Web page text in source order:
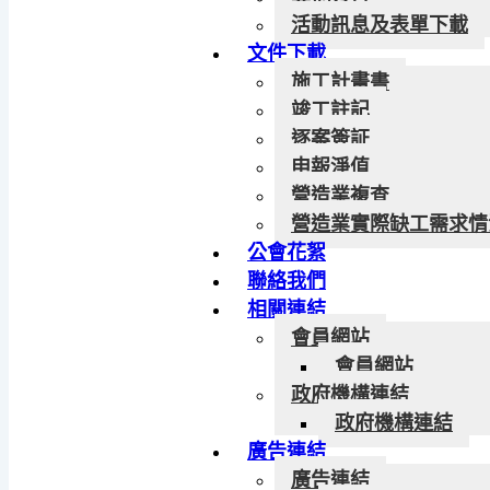
活動訊息及表單下載
文件下載
施工計畫書
竣工註記
逐案簽証
申報淨值
營造業複查
營造業實際缺工需求
公會花絮
聯絡我們
相關連結
會員網站
會員網站
政府機構連結
政府機構連結
廣告連結
廣告連結